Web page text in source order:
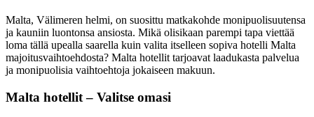
Malta, Välimeren helmi, on suosittu matkakohde monipuolisuutensa
ja kauniin luontonsa ansiosta. Mikä olisikaan parempi tapa viettää
loma tällä upealla saarella kuin valita itselleen sopiva hotelli Malta
majoitusvaihtoehdosta? Malta hotellit tarjoavat laadukasta palvelua
ja monipuolisia vaihtoehtoja jokaiseen makuun.
Malta hotellit – Valitse omasi